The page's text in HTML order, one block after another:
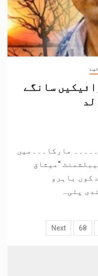
سانگے
مارکا۔۔۔میں
"میثاق
کوں باہرو
پئی...
68
Next